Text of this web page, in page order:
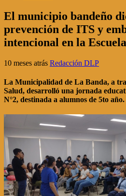
El municipio bandeño
prevención de ITS y
intencional en la
10 meses atrás Redacción DLP
La Municipalidad de La Banda, a
Salud, desarrolló una jornada
N°2, destinada a alumnos de 5to año.